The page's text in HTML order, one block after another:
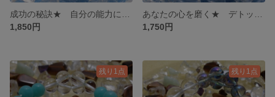
1,850円
1,750円
残り1点 残り1点